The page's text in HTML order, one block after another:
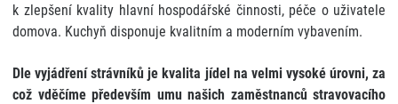
k zlepšení kvality hlavní hospodářské činnosti, péče o uživatele
domova. Kuchyň disponuje kvalitním a moderním vybavením.
Dle vyjádření strávníků je kvalita jídel na velmi vysoké úrovni, za
což vděčíme především umu našich zaměstnanců stravovacího